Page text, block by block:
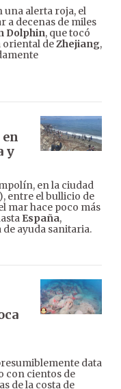
una alerta roja, el
a decenas de miles
Dolphin, que tocó
oriental deZhejiang,
y
en la ciudad
entre el bullicio de
mar hace poco más
España,
ayuda sanitaria.
data
con cientos de
de la costa de